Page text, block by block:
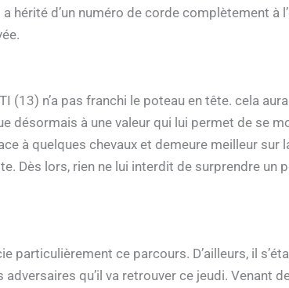
hérité d’un numéro de corde complètement à
(13) n’a pas franchi le poteau en tête. cela
désormais à une valeur qui lui permet de se
à quelques chevaux et demeure meilleur sur
Dès lors, rien ne lui interdit de surprendre un
particulièrement ce parcours. D’ailleurs, il
qu’il va retrouver ce jeudi. Venant